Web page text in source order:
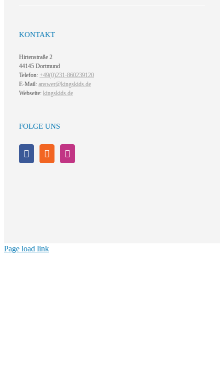
KONTAKT
Hirtenstraße 2
44145 Dortmund
Telefon: +49(0)231-860239120
E-Mail: answer@kingskids.de
Webseite: kingskids.de
FOLGE UNS
Page load link